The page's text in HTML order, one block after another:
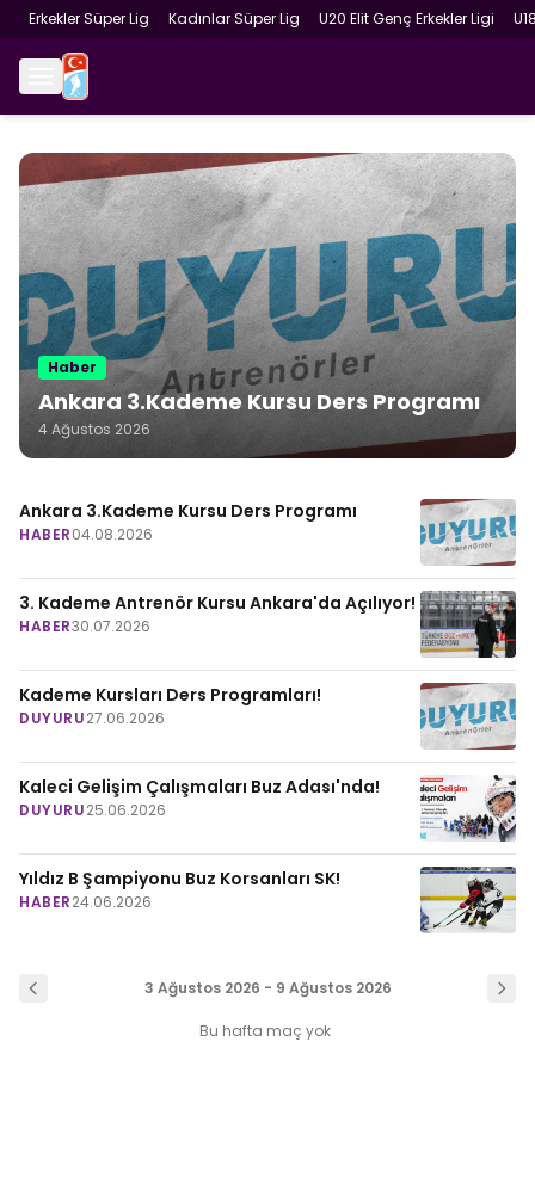
Erkekler Süper Lig Kadınlar Süper Lig U20 Elit Genç Erkekler Ligi
Haber
Ankara 3.Kademe Kursu Ders Programı
4 Ağustos 2026
Ankara 3.Kademe Kursu Ders Programı
HABER04.08.2026
3. Kademe Antrenör Kursu Ankara'da Açılıyor!
HABER30.07.2026
Kademe Kursları Ders Programları!
DUYURU27.06.2026
Kaleci Gelişim Çalışmaları Buz Adası'nda!
DUYURU25.06.2026
Yıldız B Şampiyonu Buz Korsanları SK!
HABER24.06.2026
3 Ağustos 2026 - 9 Ağustos 2026
Bu hafta maç yok